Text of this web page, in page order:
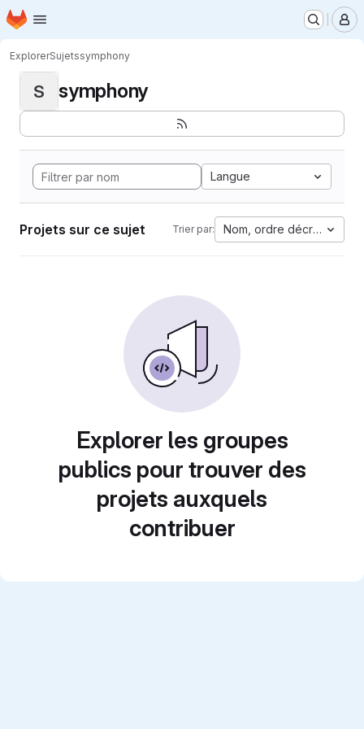
Passer au contenu principal
Page d'accueil
ExplorerSujetssymphony
S symphony
Langue
Projets sur ce sujet Trier par: Nom, ordre décroissant
Explorer les groupes
publics pour trouver des
projets auxquels
contribuer